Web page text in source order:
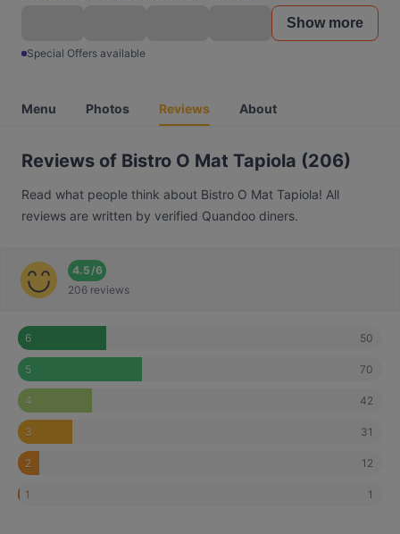
Show more
Special Offers available
Menu Photos Reviews About
Reviews of Bistro O Mat Tapiola (206)
Read what people think about Bistro O Mat Tapiola! All
reviews are written by verified Quandoo diners.
4.5/6
206 reviews
6 50
5 70
4 42
3 31
2 12
1 1